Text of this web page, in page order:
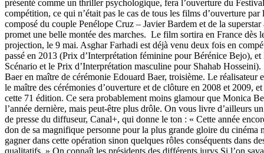
présenté comme un thriller psychologique, fera l’ouverture du
compétition, ce qui n’était pas le cas de tous les films d’ouverture par
composé du couple Penélope Cruz – Javier Bardem et de la
promet une belle montée des marches. Le film sortira en France dès
projection, le 9 mai. Asghar Farhadi est déjà venu deux fois en
passé en 2013 (Prix d’Interprétation féminine pour Bérénice Bejo),
Scénario et le Prix d’Interprétation masculine pour
Baer en maître de cérémonie Edouard Baer, troisième. Le réalisateur
le maître des cérémonies d’ouverture et de clôture en 2008 et 2009,
cette 71 édition. Ce sera probablement moins glamour que Monica
l’année dernière, mais peut-être plus drôle. On vous livre d’ailleurs
de presse du diffuseur, Canal+, qui donne le ton : « Cette année
don de sa magnifique personne pour la plus grande gloire du cinéma
gagner dans cette opération sinon quelques rôles conséquents dans
qualitatifs. » On connaît les présidents des différents jurys Si l’on